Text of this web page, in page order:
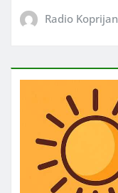
Radio Koprijan